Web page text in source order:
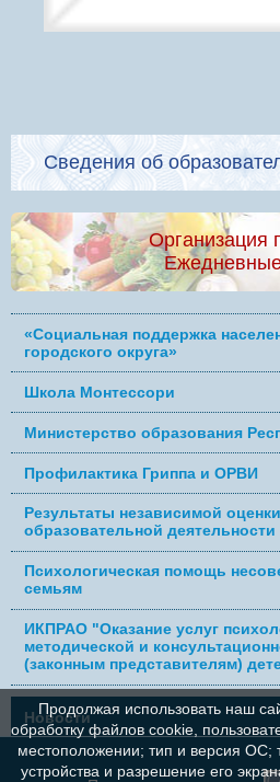
Сведения об
Организация
«Социальная поддержка
городского округа»
Школа Монтессори
Министерство образования
Профилактика Гриппа и ОРВИ
Результаты независимой
образовательной деятельности
Психологическая помощь
семьям
ИКПРАО "Оказание услуг
методической и
(законным представителям)
Новости
Продолжая использовать наш
обработку файлов cookie,
местоположении; тип и версия ОС;
устройства и разрешение его